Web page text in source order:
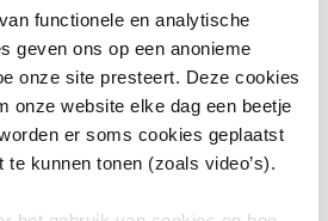
functionele en analytische
geven ons op een anonieme
onze site presteert. Deze cookies
onze website elke dag een beetje
er soms cookies geplaatst
kunnen tonen (zoals video’s).
wint Taalunie